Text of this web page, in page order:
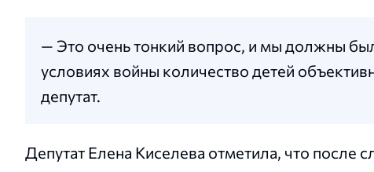
— Это очень тонкий вопрос, и мы должны
условиях войны количество детей
депутат.
Депутат Елена Киселева отметила, что после